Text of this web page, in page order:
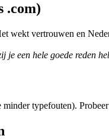
.com)
wekt vertrouwen en
je een hele goede reden
typefouten).